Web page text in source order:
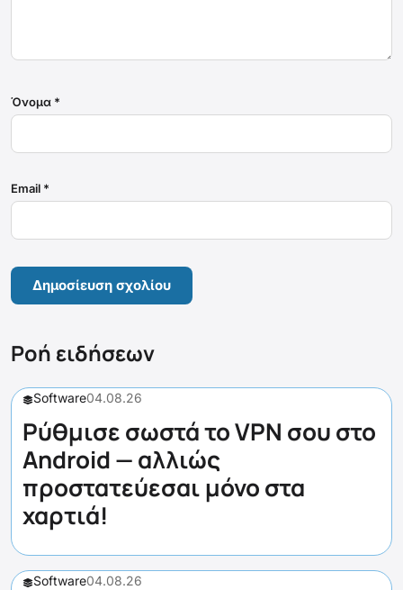
Όνομα *
Email *
Ροή ειδήσεων
Software04.08.26
Ρύθμισε σωστά το VPN σου στο
Android — αλλιώς
προστατεύεσαι μόνο στα
χαρτιά!
Software04.08.26